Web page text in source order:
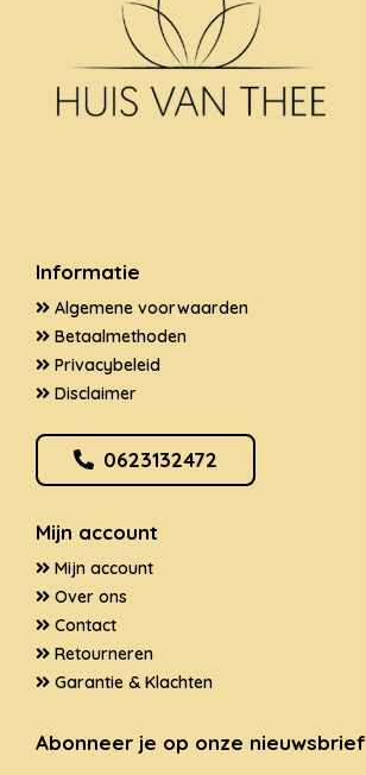
Informatie
Algemene voorwaarden
Betaalmethoden
Privacybeleid
Disclaimer
0623132472
Mijn account
Mijn account
Over ons
Contact
Retourneren
Garantie & Klachten
Abonneer je op onze nieuwsbrief